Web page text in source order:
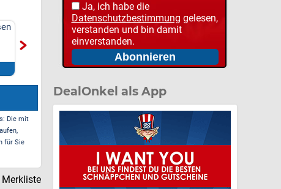
LOFTER Nackenkissen
Zum Deal*
LOFTER Nackenkissen
Zum Deal*
Die mit
für Sie
Ja, ich habe die
Datenschutzbestimmung gelesen,
verstanden und bin damit
einverstanden.
DealOnkel als App